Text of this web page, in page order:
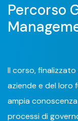
Percorso
Il corso,
aziende e del loro
ampia
processi di